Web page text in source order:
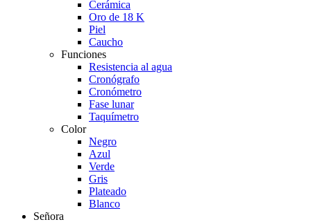
Cerámica
Oro de 18 K
Piel
Caucho
Funciones
Resistencia al agua
Cronógrafo
Cronómetro
Fase lunar
Taquímetro
Color
Negro
Azul
Verde
Gris
Plateado
Blanco
Señora